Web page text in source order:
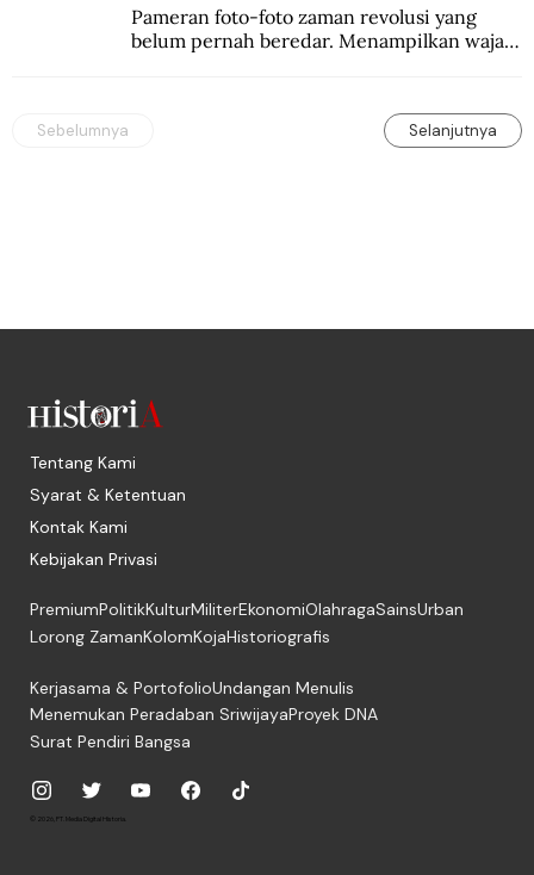
Pameran foto-foto zaman revolusi yang
belum pernah beredar. Menampilkan wajah
Sebelumnya Selanjutnya
Tentang Kami
Syarat & Ketentuan
Kontak Kami
Kebijakan Privasi
PremiumPolitikKulturMiliterEkonomiOlahragaSainsUrban
Lorong ZamanKolomKojaHistoriografis
Kerjasama & PortofolioUndangan Menulis
Menemukan Peradaban SriwijayaProyek DNA
Surat Pendiri Bangsa
© 2026, PT. Media Digital Historia.